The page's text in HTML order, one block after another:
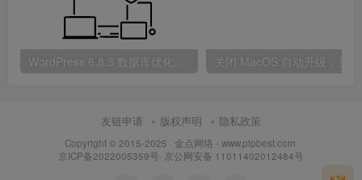
WordPress 6.8.3 数据库优化与清理方案
友链申请 版权声明 隐私政策
Copyright © 2015-2025 · 金点网络 - www.pipbest.com
京ICP备2022005359号· 京公网安备 11011402012484号